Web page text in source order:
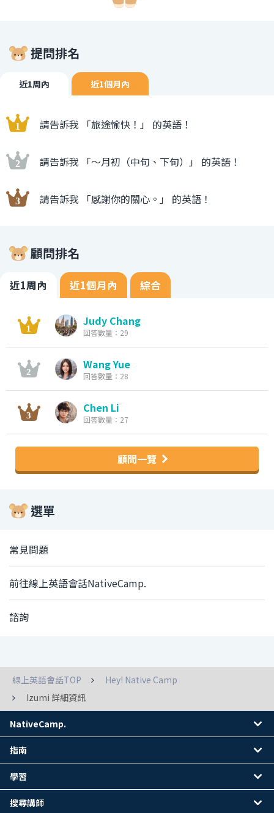
提問排名
近1周內 近1個月內
請告訴我 「旅途愉快！」 的英語！
請告訴我 「〜月初（中旬、下旬）」 的英語！
請告訴我 「感謝你的關心。」 的英語！
顧問排名
近1周內 近1個月內 綜合
Judy Chang
回答數量：29
Wang Yue
回答數量：28
Chen Li
回答數量：27
顧問一覽
選單
常見問題
前往線上英語會話NativeCamp.
諮詢
線上英語會話TOP
Hey! Native Camp
Izumi 詳細資訊
NativeCamp.
指南
學習
搜尋講師